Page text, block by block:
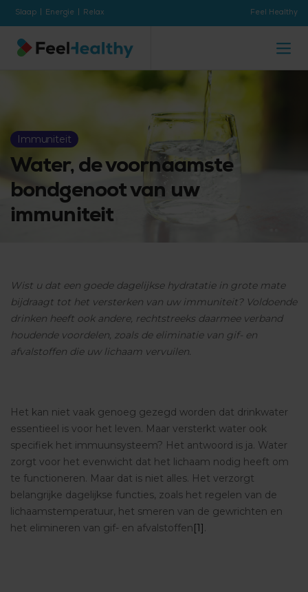
Slaap Energie Relax Feel Healthy
Immuniteit
Water, de voornaamste
bondgenoot van uw
immuniteit
Wist u dat een goede dagelijkse hydratatie in grote mate
bijdraagt tot het versterken van uw immuniteit? Voldoende
drinken heeft ook andere, rechtstreeks daarmee verband
houdende voordelen, zoals de eliminatie van gif- en
afvalstoffen die uw lichaam vervuilen.
Het kan niet vaak genoeg gezegd worden dat drinkwater
essentieel is voor het leven. Maar versterkt water ook
specifiek het immuunsysteem? Het antwoord is ja. Water
zorgt voor het evenwicht dat het lichaam nodig heeft om
te functioneren. Maar dat is niet alles. Het verzorgt
belangrijke dagelijkse functies, zoals het regelen van de
lichaamstemperatuur, het smeren van de gewrichten en
het elimineren van gif- en afvalstoffen[1].